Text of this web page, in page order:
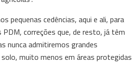
pequenas cedências, aqui e ali, para
PDM, correções que, de resto, já têm
nunca admitiremos grandes
muito menos em áreas protegidas